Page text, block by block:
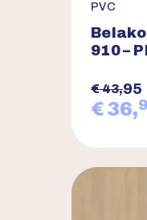
PVC
910 –
€ 43,95
€ 36,